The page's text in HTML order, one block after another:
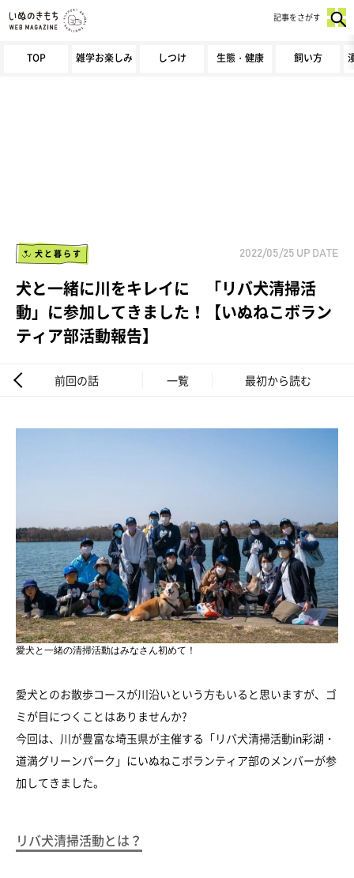
TOP 雑学お楽しみ しつけ 生態・健康 飼い方
記事をさがす
犬と暮らす 2022/05/25 UP DATE
犬と一緒に川をキレイに 「リバ犬清掃活
動」に参加してきました！【いぬねこボラン
ティア部活動報告】
前回の話 一覧 最初から読む
愛犬と一緒の清掃活動はみなさん初めて！
愛犬とのお散歩コースが川沿いという方もいると思いますが、ゴ
ミが目につくことはありませんか?
今回は、川が豊富な埼玉県が主催する「リバ犬清掃活動in彩湖・
道満グリーンパーク」にいぬねこボランティア部のメンバーが参
加してきました。
リバ犬清掃活動とは？